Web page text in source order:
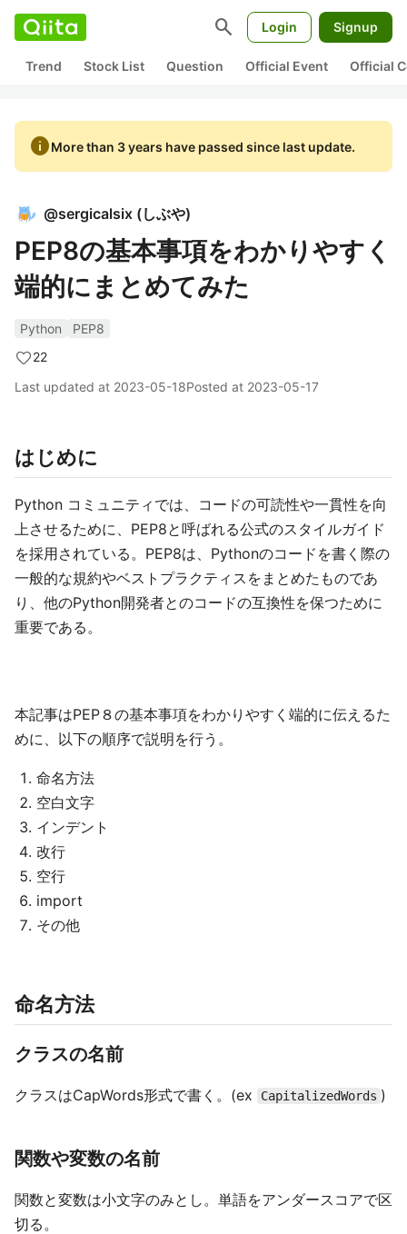
search Login Signup
Trend Stock List Question Official Event Official
infoMore than 3 years have passed since last update.
@sergicalsix (しぶや)
PEP8の基本事項をわかりやすく
端的にまとめてみた
Python
PEP8
22
Last updated at 2023-05-18Posted at 2023-05-17
はじめに
Python コミュニティでは、コードの可読性や一貫性を向
上させるために、PEP8と呼ばれる公式のスタイルガイド
を採用されている。PEP8は、Pythonのコードを書く際の
一般的な規約やベストプラクティスをまとめたものであ
り、他のPython開発者とのコードの互換性を保つために
重要である。
本記事はPEP８の基本事項をわかりやすく端的に伝えるた
めに、以下の順序で説明を行う。
命名方法
空白文字
インデント
改行
空行
import
その他
命名方法
クラスの名前
クラスはCapWords形式で書く。(ex CapitalizedWords )
関数や変数の名前
関数と変数は小文字のみとし。単語をアンダースコアで区
切る。